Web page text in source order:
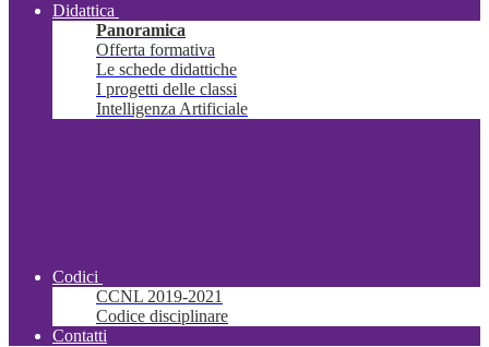
Didattica
Panoramica
Offerta formativa
Le schede didattiche
I progetti delle classi
Intelligenza Artificiale
Codici
CCNL 2019-2021
Codice disciplinare
Contatti